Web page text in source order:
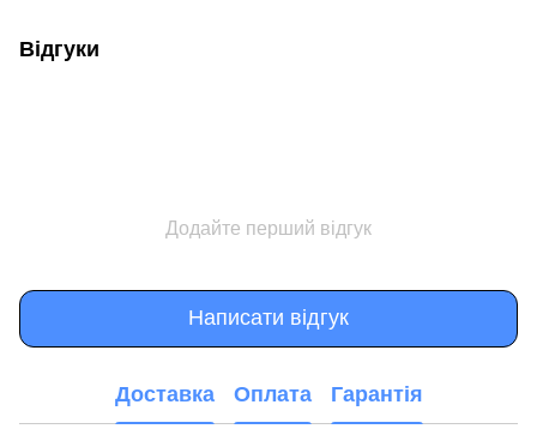
Відгуки
Додайте перший відгук
Написати відгук
Доставка Оплата Гарантія